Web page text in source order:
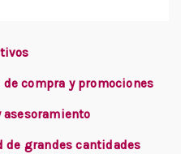
compra y promociones
de grandes cantidades